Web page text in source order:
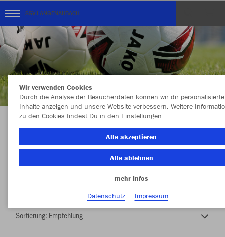
SSV LANGENAUBACH
SSV LANGENAUBACH
Farbe
Wir verwenden Cookies
Durch die Analyse der Besucherdaten können wir dir personalisierte
Inhalte anzeigen und unsere Website verbessern. Weitere
zu den Cookies findest Du in den Einstellungen.
Alle akzeptieren
Alle ablehnen
mehr Infos
Datenschutz
Impressum